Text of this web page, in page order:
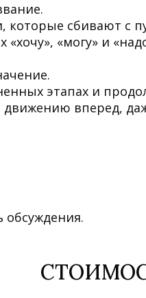
сбивают с
«могу» и
этапах и
вперед,
обсуждения.